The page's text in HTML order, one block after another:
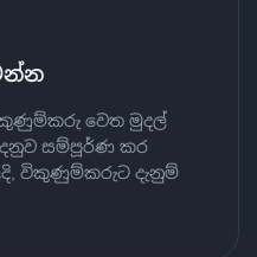
වෙත මුදල්
සම්පූර්ණ කර
ලදි, විකුණුම්කරුට දැනුම්